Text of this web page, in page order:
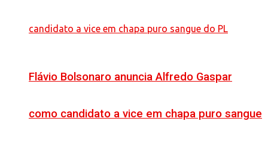
Flávio Bolsonaro anuncia Alfredo Gaspar
como candidato a vice em chapa puro sangue